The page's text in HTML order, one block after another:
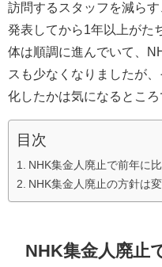
訪問するスタッフを減ら
発表してから1年以上がた
体は順調に進んでいて、
スも少なくなりましたが
化したかは気になるところ
目次
NHK集金人廃止で前年に
NHK集金人廃止の方針は
NHK集金人廃止